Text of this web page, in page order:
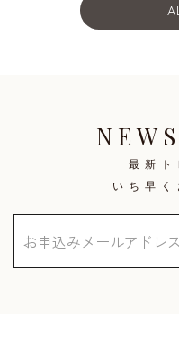
最新ト
いち早く